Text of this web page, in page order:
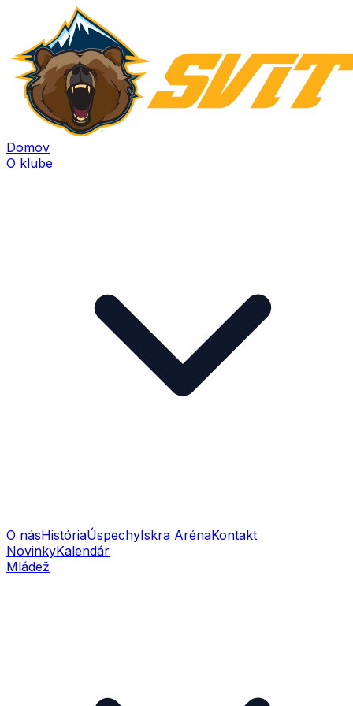
Domov
O klube
O násHistóriaÚspechyIskra ArénaKontakt
NovinkyKalendár
Mládež